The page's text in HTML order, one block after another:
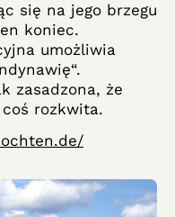
się na jego brzegu
koniec.
umożliwia
zasadzona, że
rozkwita.